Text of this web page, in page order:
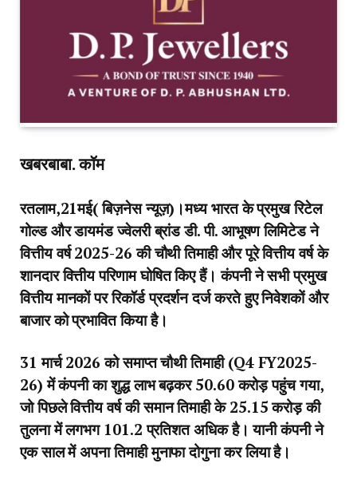
खबरबाबा. कॉम
रतलाम,21मई( बिज़नेस न्यूज़)।मध्य भारत के प्रमुख रिटेल
गोल्ड और डायमंड ज्वेलरी ब्रांड डी. पी. आभूषण लिमिटेड ने
वित्तीय वर्ष 2025-26 की चौथी तिमाही और पूरे वित्तीय वर्ष के
शानदार वित्तीय परिणाम घोषित किए हैं। कंपनी ने सभी प्रमुख
वित्तीय मानकों पर रिकॉर्ड प्रदर्शन दर्ज करते हुए निवेशकों और
बाजार को प्रभावित किया है।
31 मार्च 2026 को समाप्त चौथी तिमाही (Q4 FY2025-
26) में कंपनी का शुद्ध लाभ बढ़कर 50.60 करोड़ पहुंच गया,
जो पिछले वित्तीय वर्ष की समान तिमाही के 25.15 करोड़ की
तुलना में लगभग 101.2 प्रतिशत अधिक है। यानी कंपनी ने
एक साल में अपना तिमाही मुनाफा दोगुना कर लिया है।